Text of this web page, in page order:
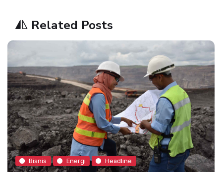
Related Posts
Bisnis Energi Headline